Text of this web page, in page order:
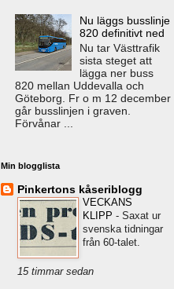
Nu läggs busslinje
820 definitivt ned
Nu tar Västtrafik
sista steget att
lägga ner buss
820 mellan Uddevalla och
Göteborg. Fr o m 12 december
går busslinjen i graven.
Förvånar ...
Min blogglista
Pinkertons kåseriblogg
VECKANS
KLIPP - Saxat ur
svenska tidningar
från 60-talet.
15 timmar sedan